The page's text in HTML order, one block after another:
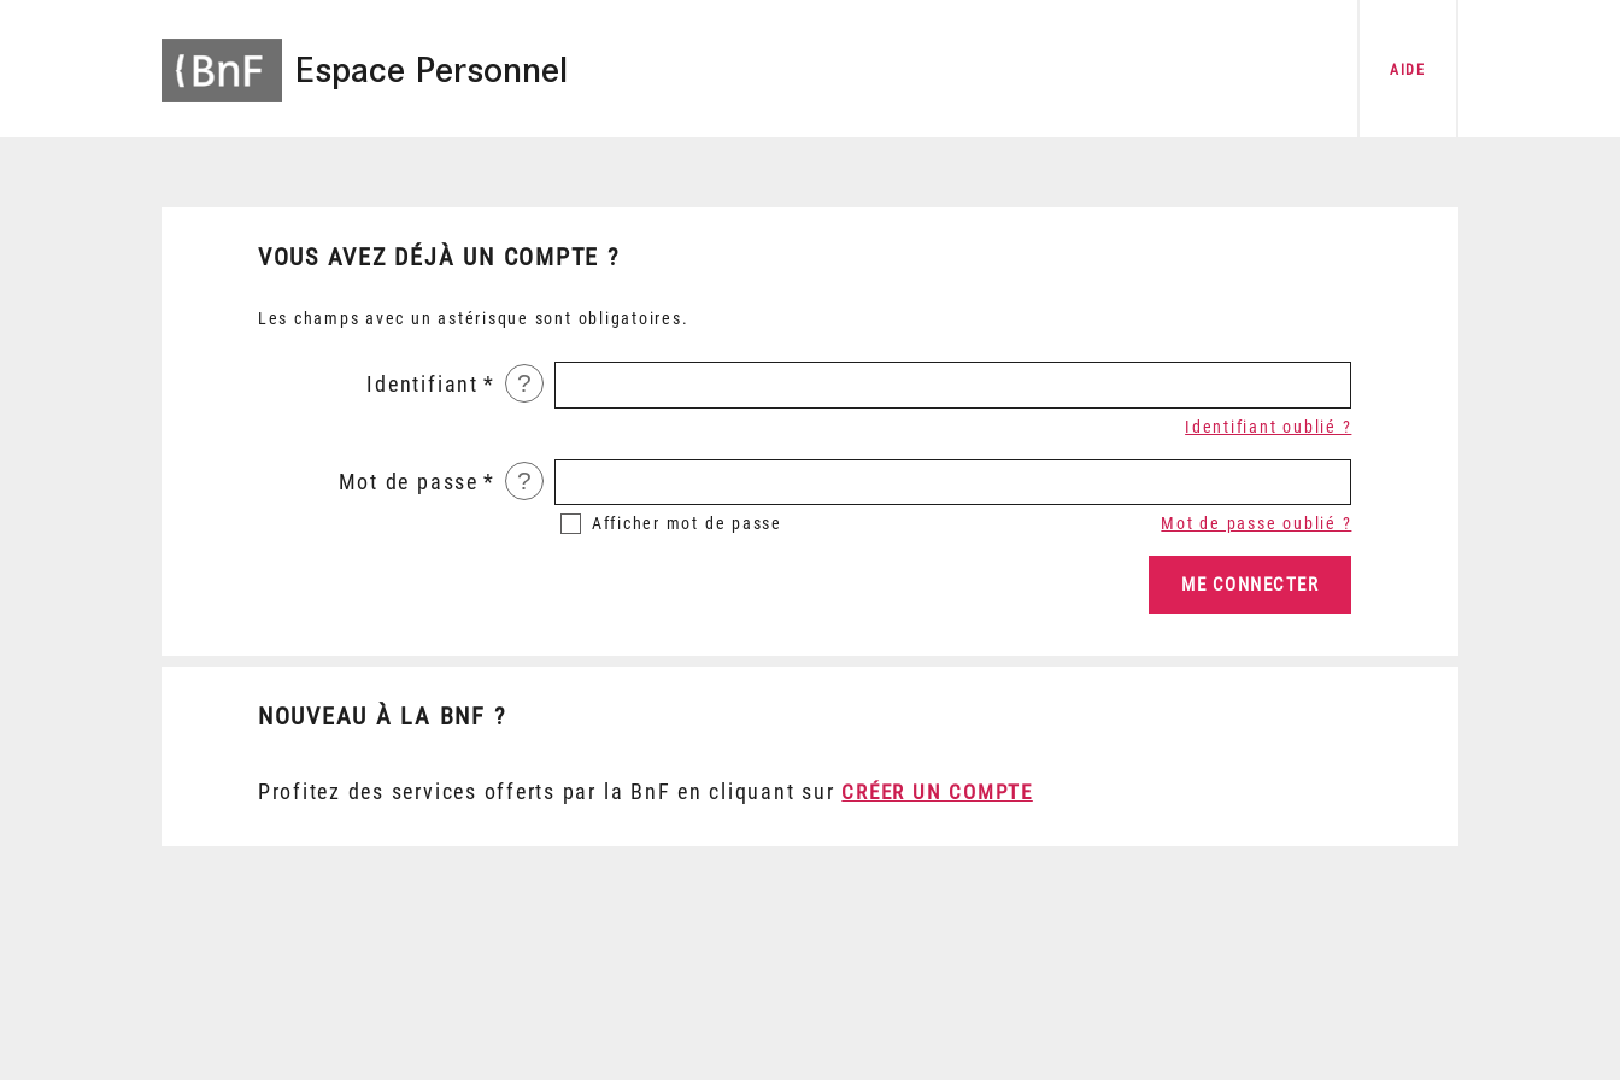
Espace Personnel AIDE
VOUS AVEZ DÉJÀ UN COMPTE ?
Les champs avec un astérisque sont obligatoires.
Identifiant ?
Identifiant oublié ?
Mot de passe ?
Afficher mot de passe Mot de passe oublié ?
NOUVEAU À LA BNF ?
Profitez des services offerts par la BnF en cliquant sur CRÉER UN COMPTE